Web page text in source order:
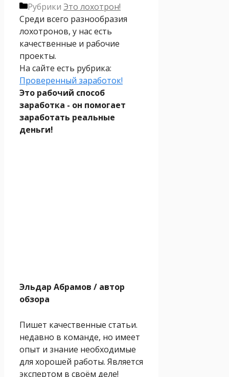
Рубрики Это лохотрон!
Среди всего разнообразия
лохотронов, у нас есть
качественные и рабочие
проекты.
На сайте есть рубрика:
Проверенный заработок!
Это рабочий способ
заработка - он помогает
заработать реальные
деньги!
Эльдар Абрамов / автор
обзора
Пишет качественные статьи.
недавно в команде, но имеет
опыт и знание необходимые
для хорошей работы. Является
экспертом в своём деле!